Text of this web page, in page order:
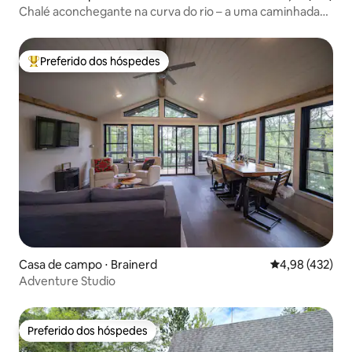
Chalé aconchegante na curva do rio – a uma caminhada
Entre os melhores preferidos dos hóspedes
Preferido dos hóspedes
Casa de campo ⋅ Brainerd 4,98 de uma
4,98 (432)
Adventure Studio
Preferido dos hóspedes
Preferido dos hóspedes